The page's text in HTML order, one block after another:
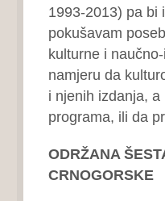
1993-2013) pa bi
pokušavam
kulturne i
namjeru da
i njenih izdanja,
programa, ili da
ODRŽANA
CRNOGORSKE